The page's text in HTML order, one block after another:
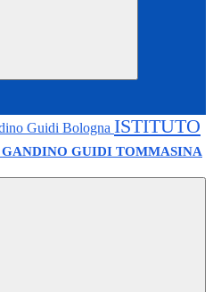
ISTITUTO
GANDINO GUIDI TOMMASINA